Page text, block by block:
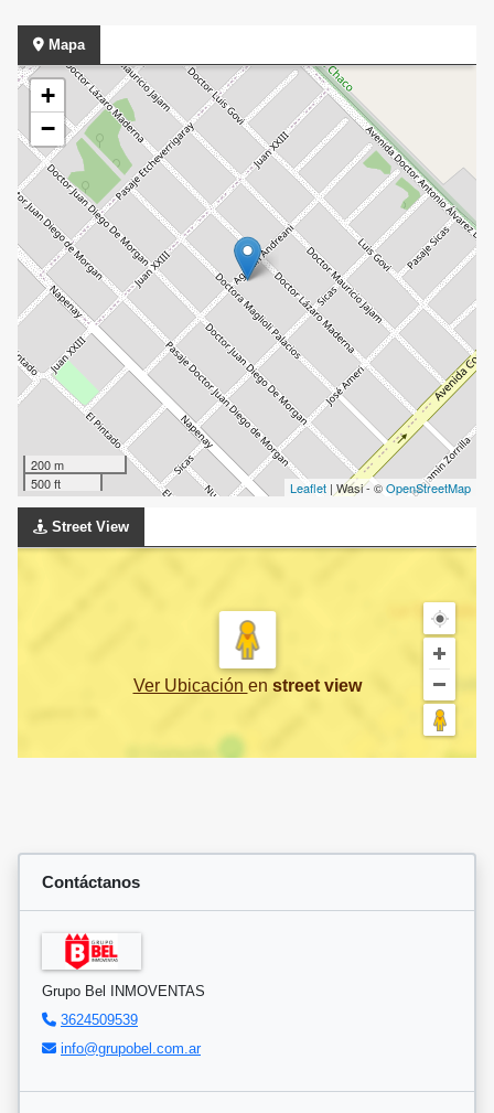
Mapa
+
−
200 m
500 ft
Leaflet | Wasi - ©OpenStreetMap
Street View
Ver Ubicación en street view
Contáctanos
Grupo Bel INMOVENTAS
3624509539
info@grupobel.com.ar